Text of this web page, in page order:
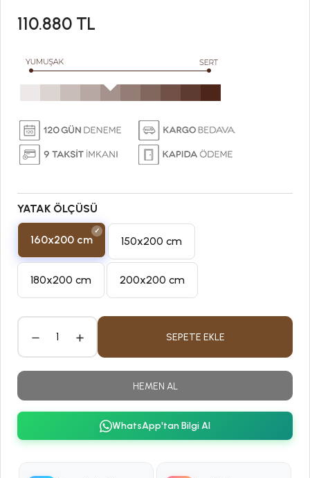
110.880 TL
YATAK ÖLÇÜSÜ
160x200 cm 150x200 cm
180x200 cm 200x200 cm
SEPETE EKLE
HEMEN AL
WhatsApp'tan Bilgi Al